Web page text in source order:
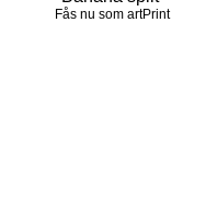
Fås nu som artPrint